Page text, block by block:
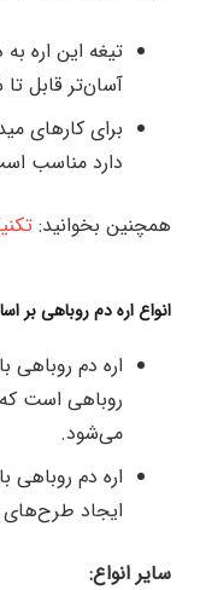
تیغه این اره
آسان‌تر قابل
برای کارهای
دارد مناسب
همچنین بخوانید:
انواع اره دم روباهی بر
اره دم روباهی
روباهی است
می‌شود.
اره دم روباهی
ایجاد
سایر انواع: